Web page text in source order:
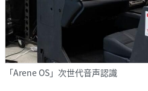
「Arene OS」次世代音声認識